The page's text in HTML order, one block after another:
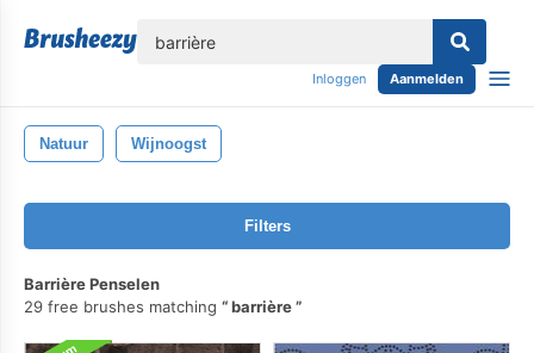
Inloggen Aanmelden
Natuur Wijnoogst
Filters
Barrière Penselen
29 free brushes matching
barrière